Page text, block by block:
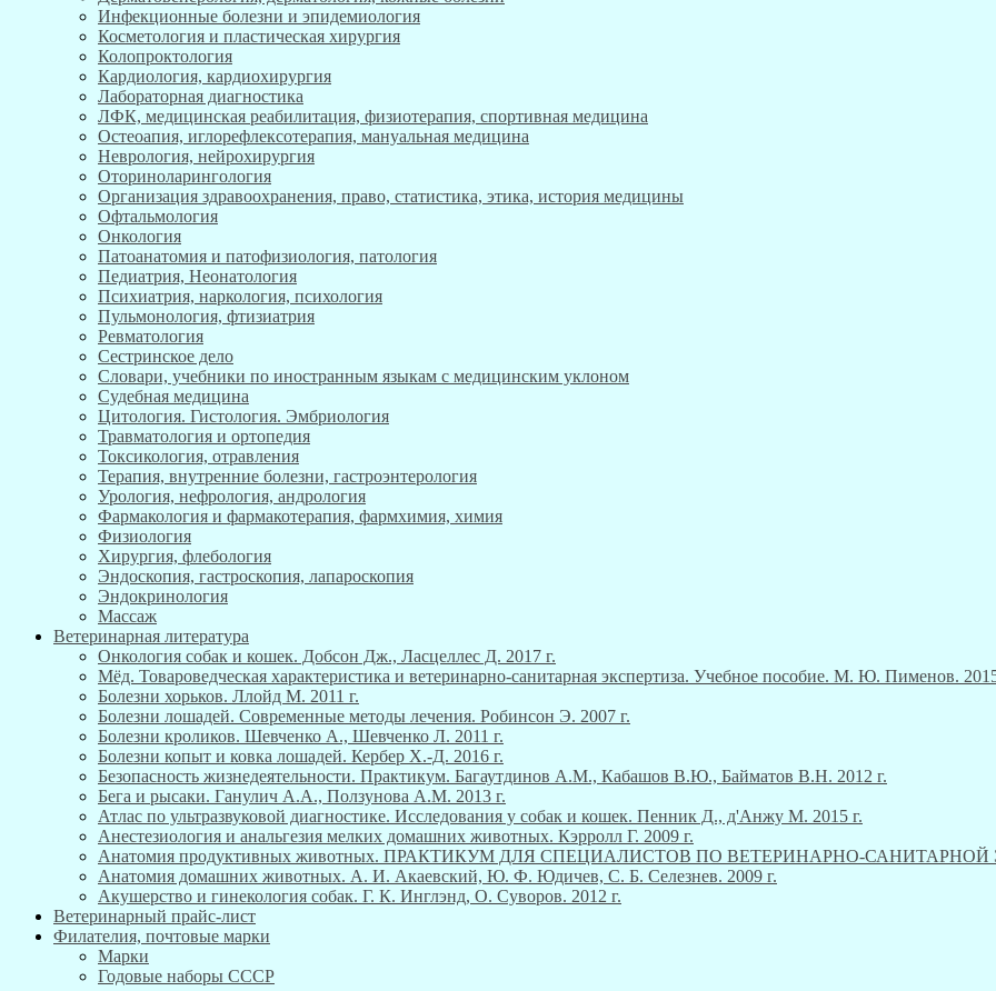
Инфекционные болезни и эпидемиология
Косметология и пластическая хирургия
Колопроктология
Кардиология, кардиохирургия
Лабораторная диагностика
ЛФК, медицинская реабилитация, физиотерапия, спортивная медицина
Остеоапия, иглорефлексотерапия, мануальная медицина
Неврология, нейрохирургия
Оториноларингология
Организация здравоохранения, право, статистика, этика, история медицины
Офтальмология
Онкология
Патоанатомия и патофизиология, патология
Педиатрия, Неонатология
Психиатрия, наркология, психология
Пульмонология, фтизиатрия
Ревматология
Сестринское дело
Словари, учебники по иностранным языкам с медицинским уклоном
Судебная медицина
Цитология. Гистология. Эмбриология
Травматология и ортопедия
Токсикология, отравления
Терапия, внутренние болезни, гастроэнтерология
Урология, нефрология, андрология
Фармакология и фармакотерапия, фармхимия, химия
Физиология
Хирургия, флебология
Эндоскопия, гастроскопия, лапароскопия
Эндокринология
Массаж
Ветеринарная литература
Онкология собак и кошек. Добсон Дж., Ласцеллес Д. 2017 г.
Мёд. Товароведческая характеристика и ветеринарно-санитарная экспертиза. Учебное пособие. М. Ю. Пименов.
Болезни хорьков. Ллойд М. 2011 г.
Болезни лошадей. Современные методы лечения. Робинсон Э. 2007 г.
Болезни кроликов. Шевченко А., Шевченко Л. 2011 г.
Болезни копыт и ковка лошадей. Кербер Х.-Д. 2016 г.
Безопасность жизнедеятельности. Практикум. Багаутдинов А.М., Кабашов В.Ю., Байматов В.Н. 2012 г.
Бега и рысаки. Ганулич А.А., Ползунова А.М. 2013 г.
Атлас по ультразвуковой диагностике. Исследования у собак и кошек. Пенник Д., д'Анжу М. 2015 г.
Анестезиология и анальгезия мелких домашних животных. Кэрролл Г. 2009 г.
Анатомия продуктивных животных. ПРАКТИКУМ ДЛЯ СПЕЦИАЛИСТОВ ПО ВЕТЕРИНАРНО-САНИТАРНОЙ
Анатомия домашних животных. А. И. Акаевский, Ю. Ф. Юдичев, С. Б. Селезнев. 2009 г.
Акушерство и гинекология собак. Г. К. Инглэнд, О. Суворов. 2012 г.
Ветеринарный прайс-лист
Филателия, почтовые марки
Марки
Годовые наборы СССР